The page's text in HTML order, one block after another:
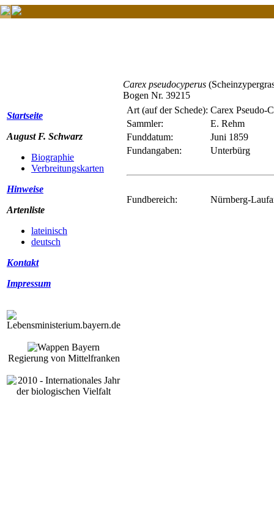
Startseite
August F. Schwarz
Biographie
Verbreitungskarten
Hinweise
Artenliste
lateinisch
deutsch
Kontakt
Impressum
Regierung von Mittelfranken
Carex pseudocyperus
Bogen Nr. 39215
Art (auf der Schede): Carex Pseudo-
Sammler:
E. Rehm
Funddatum:
Juni 1859
Fundangaben:
Unterbürg
Fundbereich: Nürnberg-